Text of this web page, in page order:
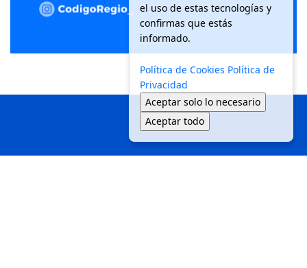
el uso de estas tecnologías y
confirmas que estás
informado.
Política de Cookies Política de
Privacidad
Aceptar solo lo necesario
Aceptar todo